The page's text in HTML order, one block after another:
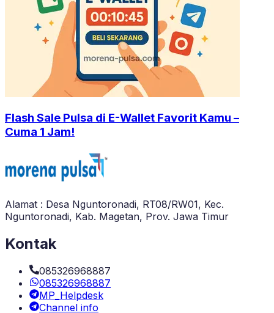
Flash Sale Pulsa di E-Wallet Favorit Kamu –
Cuma 1 Jam!
Alamat : Desa Nguntoronadi, RT08/RW01, Kec.
Nguntoronadi, Kab. Magetan, Prov. Jawa Timur
Kontak
085326968887
085326968887
MP_Helpdesk
Channel info